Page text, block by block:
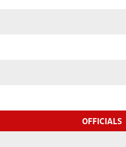
OFFICIALS